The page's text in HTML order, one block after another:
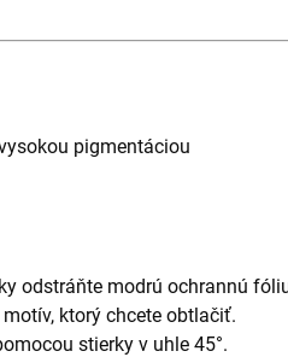
pigmentáciou
odstráňte modrú ochrannú
ktorý chcete obtlačiť.
stierky v uhle 45°.